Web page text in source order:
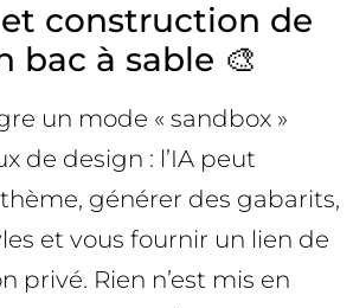
construction de
bac à sable 🎨
un mode « sandbox »
de design : l’IA peut
générer des gabarits,
et vous fournir un lien de
privé. Rien n’est mis en